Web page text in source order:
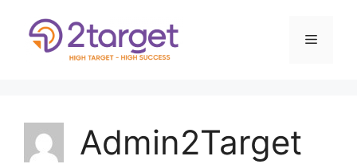
Admin2Target